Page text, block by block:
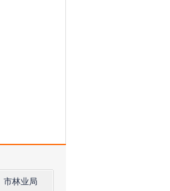
市林业局